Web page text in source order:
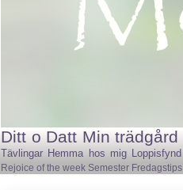
Ditt o Datt Min trädgård
Tävlingar Hemma hos mig Loppisfynd
Rejoice of the week Semester Fredagstips